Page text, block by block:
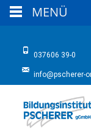
037606 39-0
info@pscherer-
MENÜ